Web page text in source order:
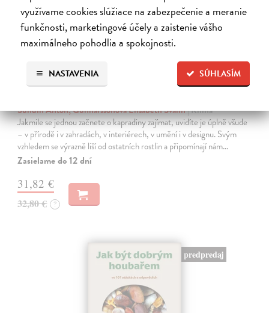
využívame cookies slúžiace na zabezpečenie a meranie
funkčnosti, marketingové účely a zaistenie vášho
maximálneho pohodlia a spokojnosti.
SÚHLASÍM
NASTAVENIA
Sundin Anton, Gunnarssonová Elisabeth Svalin| Kniha
Jakmile se jednou začnete o kapradiny zajímat, uvidíte je úplně všude
– v přírodě i v zahradách, v interiérech, v umění i v designu. Svým
vzhledem se výrazně liší od ostatních rostlin a připomínají nám…
Zasielame do 12 dní
31,82 €
32,80 € ?
predpredaj